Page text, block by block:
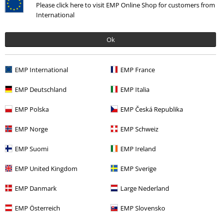
Please click here to visit EMP Online Shop for customers from
International
Ok
EMP International EMP France
EMP Deutschland EMP Italia
EMP Polska EMP Česká Republika
EMP Norge EMP Schweiz
EMP Suomi EMP Ireland
EMP United Kingdom EMP Sverige
EMP Danmark Large Nederland
EMP Österreich EMP Slovensko
information
Kundeservice
Hjælp
Returpolitik
Returnér en vare
Generel størrelsesguide
Afslut mit Backstage Club medlemskab
Betalingsmuligheder